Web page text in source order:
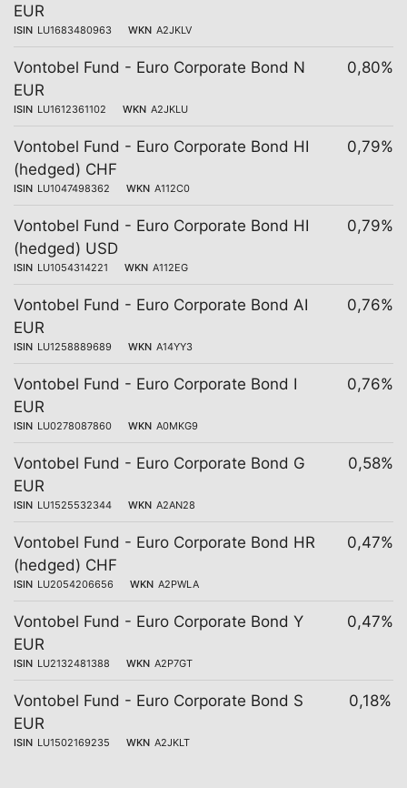
EUR
ISIN LU1683480963 WKN A2JKLV
Vontobel Fund - Euro Corporate Bond N
EUR
ISIN LU1612361102 WKN A2JKLU
0,80%
Vontobel Fund - Euro Corporate Bond HI
(hedged) CHF
ISIN LU1047498362 WKN A112C0
0,79%
Vontobel Fund - Euro Corporate Bond HI
(hedged) USD
ISIN LU1054314221 WKN A112EG
0,79%
Vontobel Fund - Euro Corporate Bond AI
EUR
ISIN LU1258889689 WKN A14YY3
0,76%
Vontobel Fund - Euro Corporate Bond I
EUR
ISIN LU0278087860 WKN A0MKG9
0,76%
Vontobel Fund - Euro Corporate Bond G
EUR
ISIN LU1525532344 WKN A2AN28
0,58%
Vontobel Fund - Euro Corporate Bond HR
(hedged) CHF
ISIN LU2054206656 WKN A2PWLA
0,47%
Vontobel Fund - Euro Corporate Bond Y
EUR
ISIN LU2132481388 WKN A2P7GT
0,47%
Vontobel Fund - Euro Corporate Bond S
EUR
ISIN LU1502169235 WKN A2JKLT
0,18%